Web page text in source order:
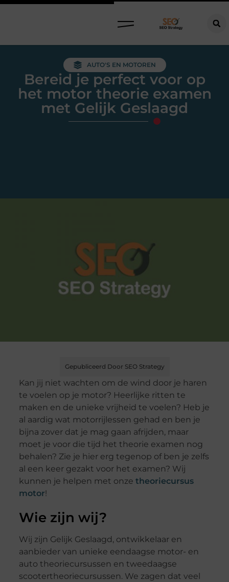
AUTO'S EN MOTOREN
Bereid je perfect voor op
het motor theorie examen
met Gelijk Geslaagd
Gepubliceerd Door SEO Strategy
Kan jij niet wachten om de wind door je haren
te voelen op je motor? Heerlijke ritten te
maken en de unieke vrijheid te voelen? Heb je
al aardig wat motorrijlessen gehad en ben je
bijna zover dat je mag gaan afrijden, maar
moet je voor die tijd het theorie examen nog
behalen? Zie je hier erg tegenop of ben je zelfs
al een keer gezakt voor het examen? Wij
kunnen je helpen met onze theoriecursus
motor!
Wie zijn wij?
Wij zijn Gelijk Geslaagd, ontwikkelaar en
aanbieder van unieke eendaagse motor- en
auto theoriecursussen en tweedaagse
scootertheoriecursussen. We zagen dat veel